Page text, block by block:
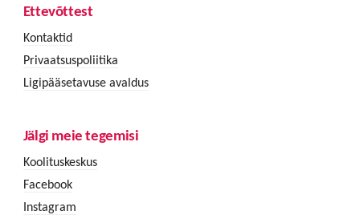
Ettevõttest
Kontaktid
Privaatsuspoliitika
Ligipääsetavuse avaldus
Jälgi meie tegemisi
Koolituskeskus
Facebook
Instagram